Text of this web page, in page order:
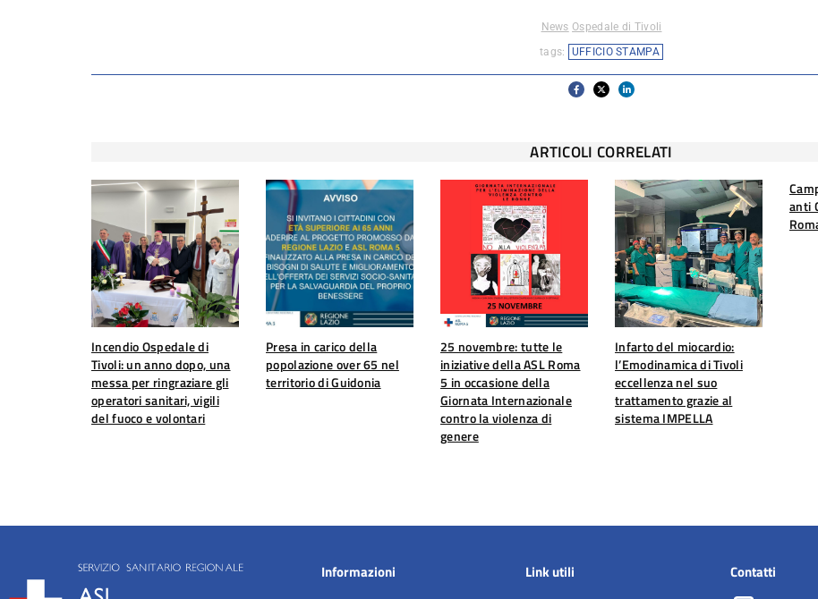
News Ospedale di Tivoli
tags:
UFFICIO STAMPA
ARTICOLI CORRELATI
Incendio Ospedale di
Tivoli: un anno dopo, una
messa per ringraziare gli
operatori sanitari, vigili
del fuoco e volontari
Presa in carico della
popolazione over 65 nel
territorio di Guidonia
25 novembre: tutte le
iniziative della ASL Roma
5 in occasione della
Giornata Internazionale
contro la violenza di
genere
Infarto del miocardio:
l’Emodinamica di Tivoli
eccellenza nel suo
trattamento grazie al
sistema IMPELLA
anti
Informazioni Link utili Contatti